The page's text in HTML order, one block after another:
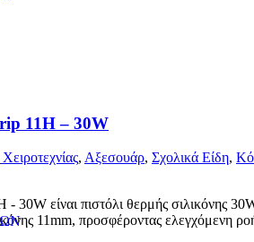
11H – 30W
, Αξεσουάρ, Σχολικά Είδη,
είναι πιστόλι θερμής σιλικόνης 30W
11mm, προσφέροντας ελεγχόμενη